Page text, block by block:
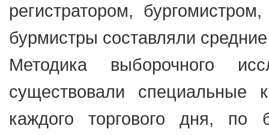
регистратором,
бурмистры составляли
Методика выборочного
существовали специальные
каждого торгового дня, по